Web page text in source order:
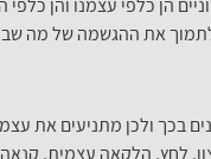
הן כלפי עצמנו והן
לתמוך את ההגשמה של מה
בכך ולכן מתניעים את
לחץ, הלקאה עצמית,